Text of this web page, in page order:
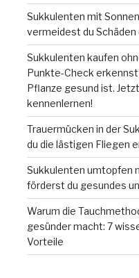
Sukkulenten mit
vermeidest du Schäden
Sukkulenten kaufen
Punkte-Check
Pflanze gesund ist.
kennenlernen!
Trauermücken in der
du die lästigen Fliegen
Sukkulenten umtopfen
förderst du gesundes
Warum die
gesünder macht: 7
Vorteile